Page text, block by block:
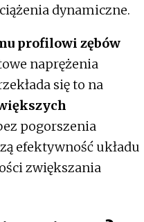
dynamiczne.
profilowi zębów
naprężenia
się to na
pogorszenia
efektywność układu
zwiększania